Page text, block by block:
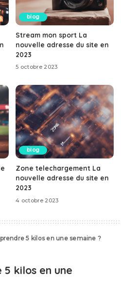
blog
Stream mon sport La
nouvelle adresse du site en
2023
5 octobre 2023
blog
Zone telechargement La
nouvelle adresse du site en
2023
4 octobre 2023
5 kilos en une semaine ?
kilos en une